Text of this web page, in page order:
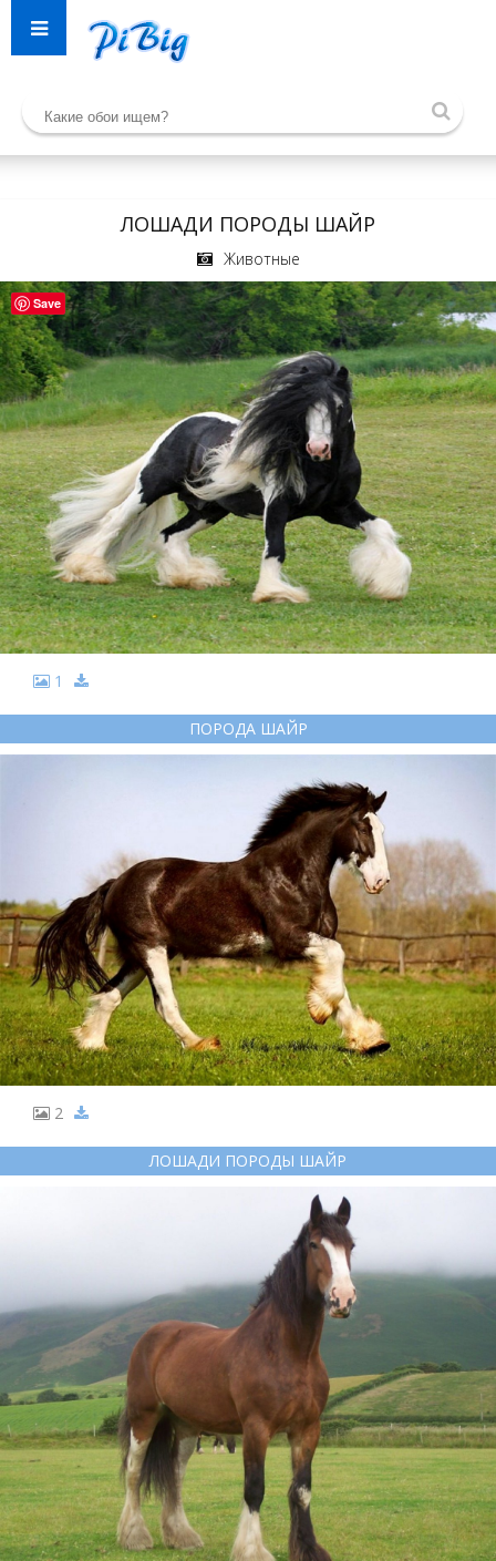
ЛОШАДИ ПОРОДЫ ШАЙР
Животные
1
ПОРОДА ШАЙР
2
ЛОШАДИ ПОРОДЫ ШАЙР
Save